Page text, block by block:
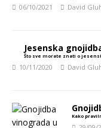
06/10/2021 David
Jesenska
Što sve morate znati o
10/11/2020 David
Kako